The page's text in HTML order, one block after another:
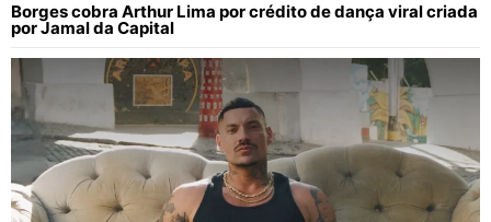
Borges cobra Arthur Lima por crédito de dança viral criada
por Jamal da Capital